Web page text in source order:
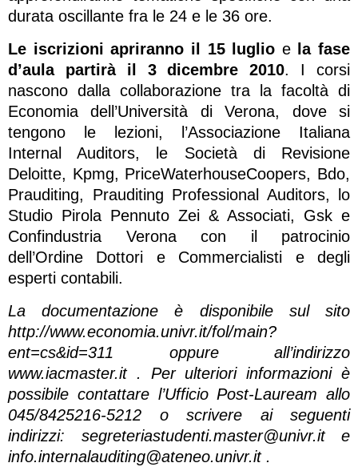
durata oscillante fra le 24 e le 36 ore.
Le iscrizioni apriranno il 15 luglio e
la fase
d’aula partirà il 3 dicembre 2010. I corsi
nascono dalla collaborazione tra la facoltà di
Economia dell’Università di Verona, dove si
tengono le lezioni, l’Associazione Italiana
Internal Auditors, le Società di Revisione
Deloitte, Kpmg, PriceWaterhouseCoopers, Bdo,
Prauditing, Prauditing Professional Auditors, lo
Studio Pirola Pennuto Zei & Associati, Gsk e
Confindustria Verona con il patrocinio
dell’Ordine Dottori e Commercialisti e degli
esperti contabili.
La documentazione è disponibile sul sito
http://www.economia.univr.it/fol/main?
ent=cs&id=311 oppure all’indirizzo
www.iacmaster.it . Per ulteriori informazioni è
possibile contattare l’Ufficio Post-Lauream allo
045/8425216-5212 o scrivere ai seguenti
indirizzi: segreteriastudenti.master@univr.ite
info.internalauditing@ateneo.univr.it.